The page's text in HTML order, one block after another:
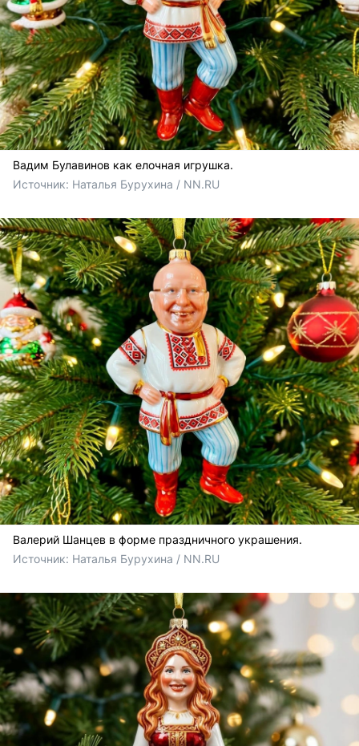
Вадим Булавинов как елочная игрушка.
Источник: Наталья Бурухина / NN.RU
Валерий Шанцев в форме праздничного украшения.
Источник: Наталья Бурухина / NN.RU